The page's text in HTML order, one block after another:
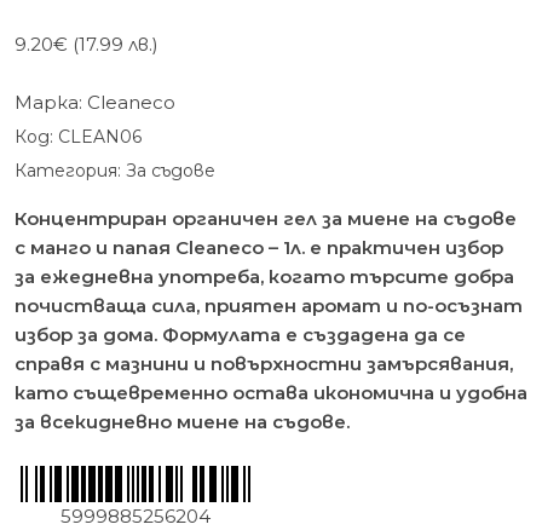
9.20€ (17.99 лв.)
Марка: Cleaneco
Код: CLEAN06
Категория: За съдове
Концентриран органичен гел за миене на съдове
с манго и папая Cleaneco – 1л. е практичен избор
за ежедневна употреба, когато търсите добра
почистваща сила, приятен аромат и по-осъзнат
избор за дома. Формулата е създадена да се
справя с мазнини и повърхностни замърсявания,
като същевременно остава икономична и удобна
за всекидневно миене на съдове.
5999885256204